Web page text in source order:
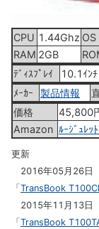
CPU 1.44Ghz OS
RAM 2GB
ﾃﾞｨｽﾌﾟﾚｲ
10.1ｲﾝﾁ
ﾒｰｶｰ
製品情報
価格
45,800
Amazon ﾙｰｼﾞｭﾚｯﾄ
更新
2016年05月26日
「 TransBook
2015年11月13日
「 TransBook